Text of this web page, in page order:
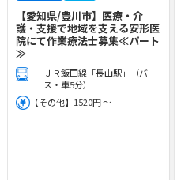
【愛知県/豊川市】医療・介
護・支援で地域を支える安形医
院にて作業療法士募集≪パート
≫
ＪＲ飯田線「長山駅」（バ
ス・車5分）
【その他】1520円 ～